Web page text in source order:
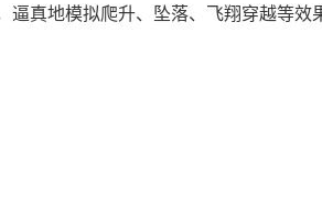
逼真地模拟爬升、坠落、飞翔穿越等效